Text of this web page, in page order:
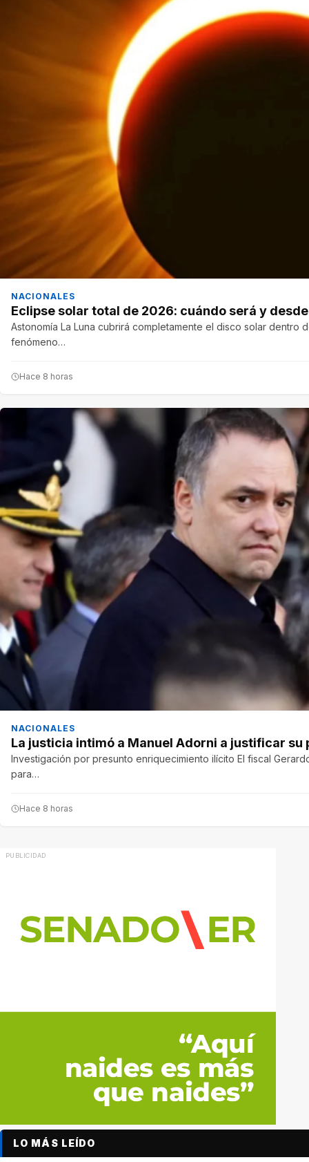
NACIONALES
Eclipse solar total de 2026: cuándo será y
Astonomía La Luna cubrirá completamente el disco solar dentro
fenómeno…
Hace 8 horas
NACIONALES
La justicia intimó a Manuel Adorni a justificar su
Investigación por presunto enriquecimiento ilícito El fiscal
para…
Hace 8 horas
LO MÁS LEÍDO